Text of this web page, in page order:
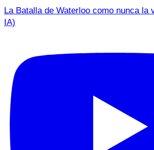
La Batalla de Waterloo como nunca la
IA)